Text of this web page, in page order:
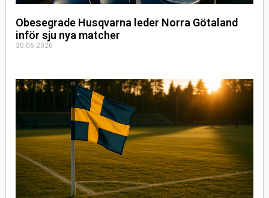
Obesegrade Husqvarna leder Norra Götaland
inför sju nya matcher
30.06.2026